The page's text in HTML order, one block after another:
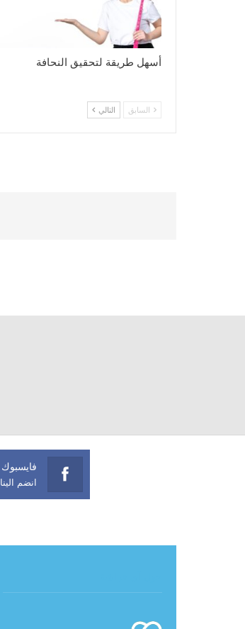
أسهل طريقة لتحقيق النحافة
السابق التالي
فايسبوك
انضم الينا